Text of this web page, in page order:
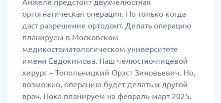
Анжеле предстоит двухчелюстная
ортогнатическая операция. Но только когда
даст разрешение ортодонт. Делать операцию
планируем в Московском
медикостоматологическом университете
имени Евдокимова. Наш челюстно-лицевой
хирург – Топольницкий Орэст Зиновьевич. Но,
возможно, операцию будет делать и другой
врач. Пока планируем на февраль-март 2025.